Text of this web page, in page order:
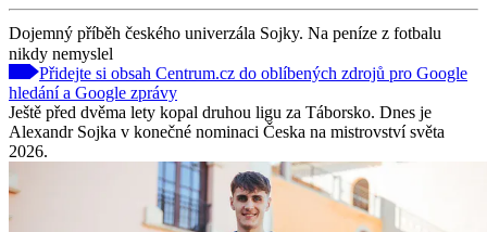
Dojemný příběh českého univerzála Sojky. Na peníze z fotbalu
nikdy nemyslel
Přidejte si obsah Centrum.cz do oblíbených zdrojů pro Google
hledání a Google zprávy
Ještě před dvěma lety kopal druhou ligu za Táborsko. Dnes je
Alexandr Sojka v konečné nominaci Česka na mistrovství světa
2026.